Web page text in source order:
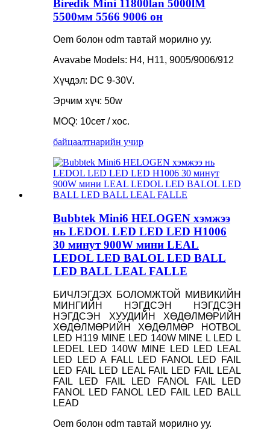
Biredik Mini 11800lan 5000lM
5500мм 5566 9006 он
Oem болон odm тавтай морилно уу.
Avavabe Models: H4, H11, 9005/9006/912
Хүчдэл: DC 9-30V.
Эрчим хүч: 50w
MOQ: 10сет / хос.
байцаалтнарийн учир
Bubbtek Mini6 HELOGEN хэмжээ
нь LEDOL LED LED LED H1006
30 минут 900W мини LEAL
LEDOL LED BALOL LED BALL
LED BALL LEAL FALLE
БИЧЛЭГДЭХ БОЛОМЖТОЙ МИВИКИЙН
МИНГИЙН НЭГДСЭН НЭГДСЭН
НЭГДСЭН ХУУДИЙН ХӨДӨЛМӨРИЙН
ХӨДӨЛМӨРИЙН ХӨДӨЛМӨР HOTBOL
LED H119 MINE LED 140W MINE L LED L
LEDEL LED 140W MINE LED LED LEAL
LED LED A FALL LED FANOL LED FAIL
LED FAIL LED LEAL FAIL LED FAIL LEAL
FAIL LED FAIL LED FANOL FAIL LED
FANOL LED FANOL LED FAIL LED BALL
LEAD
Oem болон odm тавтай морилно уу.